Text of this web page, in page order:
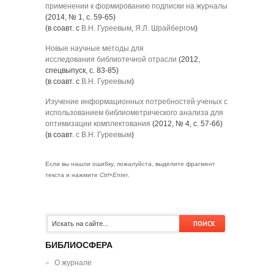
применении к формированию подписки на журналы
(2014, № 1, с. 59-65)
(в соавт. с В.Н. Гуреевым, Я.Л. Шрайбергом)
Новые научные методы для
исследования библиотечной отрасли (2012,
спецвыпуск, с. 83-85)
(в соавт. с В.Н. Гуреевым)
Изучение информационных потребностей ученых с
использованием библиометрического анализа для
оптимизации комплектования (2012, № 4, с. 57-66)
(в соавт. с В.Н. Гуреевым)
Если вы нашли ошибку, пожалуйста, выделите фрагмент
текста и нажмите Ctrl+Enter.
БИБЛИОСФЕРА
О журнале